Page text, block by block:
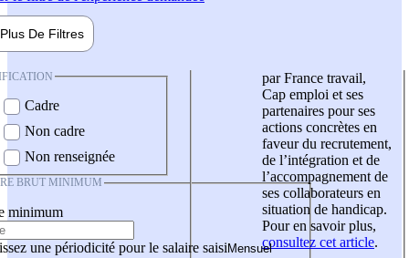
Plus De Filtres
Cadre
Non cadre
Non renseignée
BRUT MINIMUM
minimum
une périodicité pour le salaire saisi
par France travail,
Cap emploi et ses
partenaires pour ses
actions concrètes en
faveur du recrutement,
de l’intégration et de
l’accompagnement de
ses collaborateurs en
situation de handicap.
Pour en savoir plus,
consultez cet article.